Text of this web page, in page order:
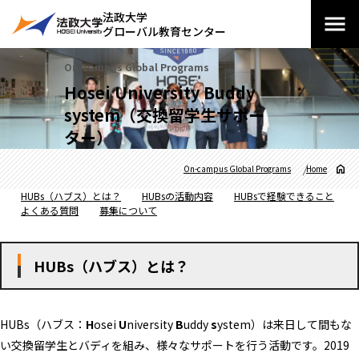
法政大学
グローバル教育センター
On-campus Global Programs
Hosei University Buddy
system（交換留学生サポー
ター）
Home
On-campus Global Programs
HUBs（ハブス）とは？ HUBsの活動内容
HUBsで経験できること
よくある質問
募集について
HUBs（ハブス）とは？
HUBs（ハブス： Hosei University Buddysystem）は来日して間もな
い交換留学生とバディを組み、様々なサポートを行う活動です。2019